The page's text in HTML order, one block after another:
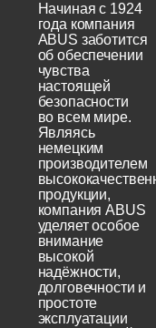
Начиная с 1924
года компания
ABUS заботится
об обеспечении
чувства
настоящей
безопасности
во всем мире.
Являясь
немецким
производителем
продукции,
компания ABUS
уделяет особое
внимание
высокой
надёжности,
долговечности и
простоте
эксплуатации